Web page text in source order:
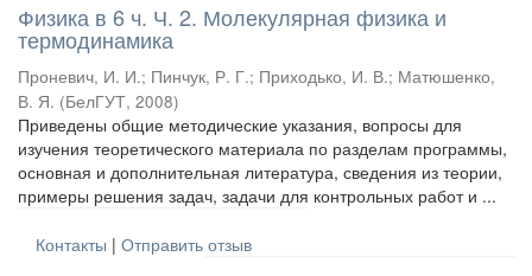
Физика в 6 ч. Ч. 2. Молекулярная физика и
термодинамика
Проневич, И. И.; Пинчук, Р. Г.; Приходько, И. В.; Матюшенко,
В. Я. (БелГУТ, 2008)
Приведены общие методические указания, вопросы для
изучения теоретического материала по разделам программы,
основная и дополнительная литература, сведения из теории,
примеры решения задач, задачи для контрольных работ и ...
Контакты | Отправить отзыв